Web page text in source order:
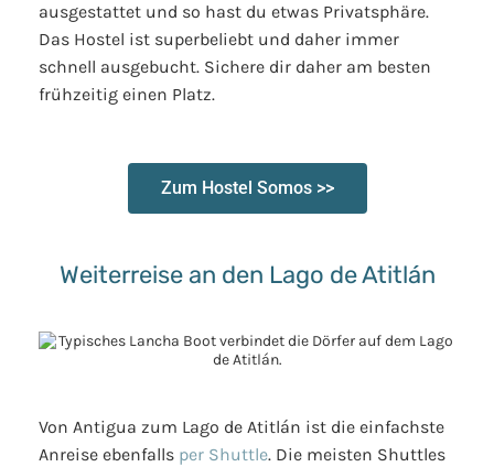
ausgestattet und so hast du etwas Privatsphäre.
Das Hostel ist superbeliebt und daher immer
schnell ausgebucht. Sichere dir daher am besten
frühzeitig einen Platz.
Zum Hostel Somos >>
Weiterreise an den Lago de Atitlán
Von Antigua zum Lago de Atitlán ist die einfachste
Anreise ebenfalls per Shuttle. Die meisten Shuttles